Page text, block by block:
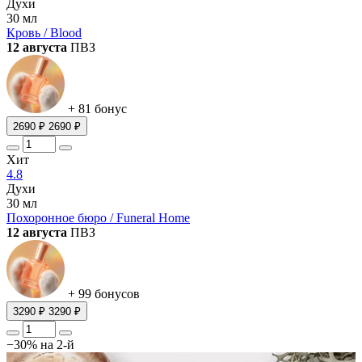
Духи
30 мл
Кровь / Blood
12 августа ПВЗ
+ 81 бонус
2690 ₽ 2690 ₽
Хит
4.8
Духи
30 мл
Похоронное бюро / Funeral Home
12 августа ПВЗ
+ 99 бонусов
3290 ₽ 3290 ₽
−30% на 2-й